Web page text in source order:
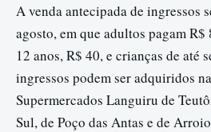
A venda antecipada de ingressos
agosto, em que adultos pagam
12 anos, R$ 40, e crianças de até
ingressos podem ser adquiridos
Supermercados Languiru de
Sul, de Poço das Antas e de